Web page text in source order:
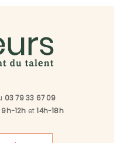
03 79 33 67 09
12h et14h-18h